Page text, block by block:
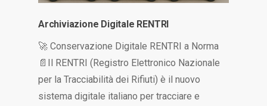
Archiviazione Digitale RENTRI
🚀 Conservazione Digitale RENTRI a Norma
📄Il RENTRI (Registro Elettronico Nazionale
per la Tracciabilità dei Rifiuti) è il nuovo
sistema digitale italiano per tracciare e